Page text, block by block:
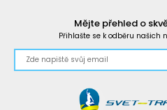
Mějte přehled o
Přihlašte se k odběru našich